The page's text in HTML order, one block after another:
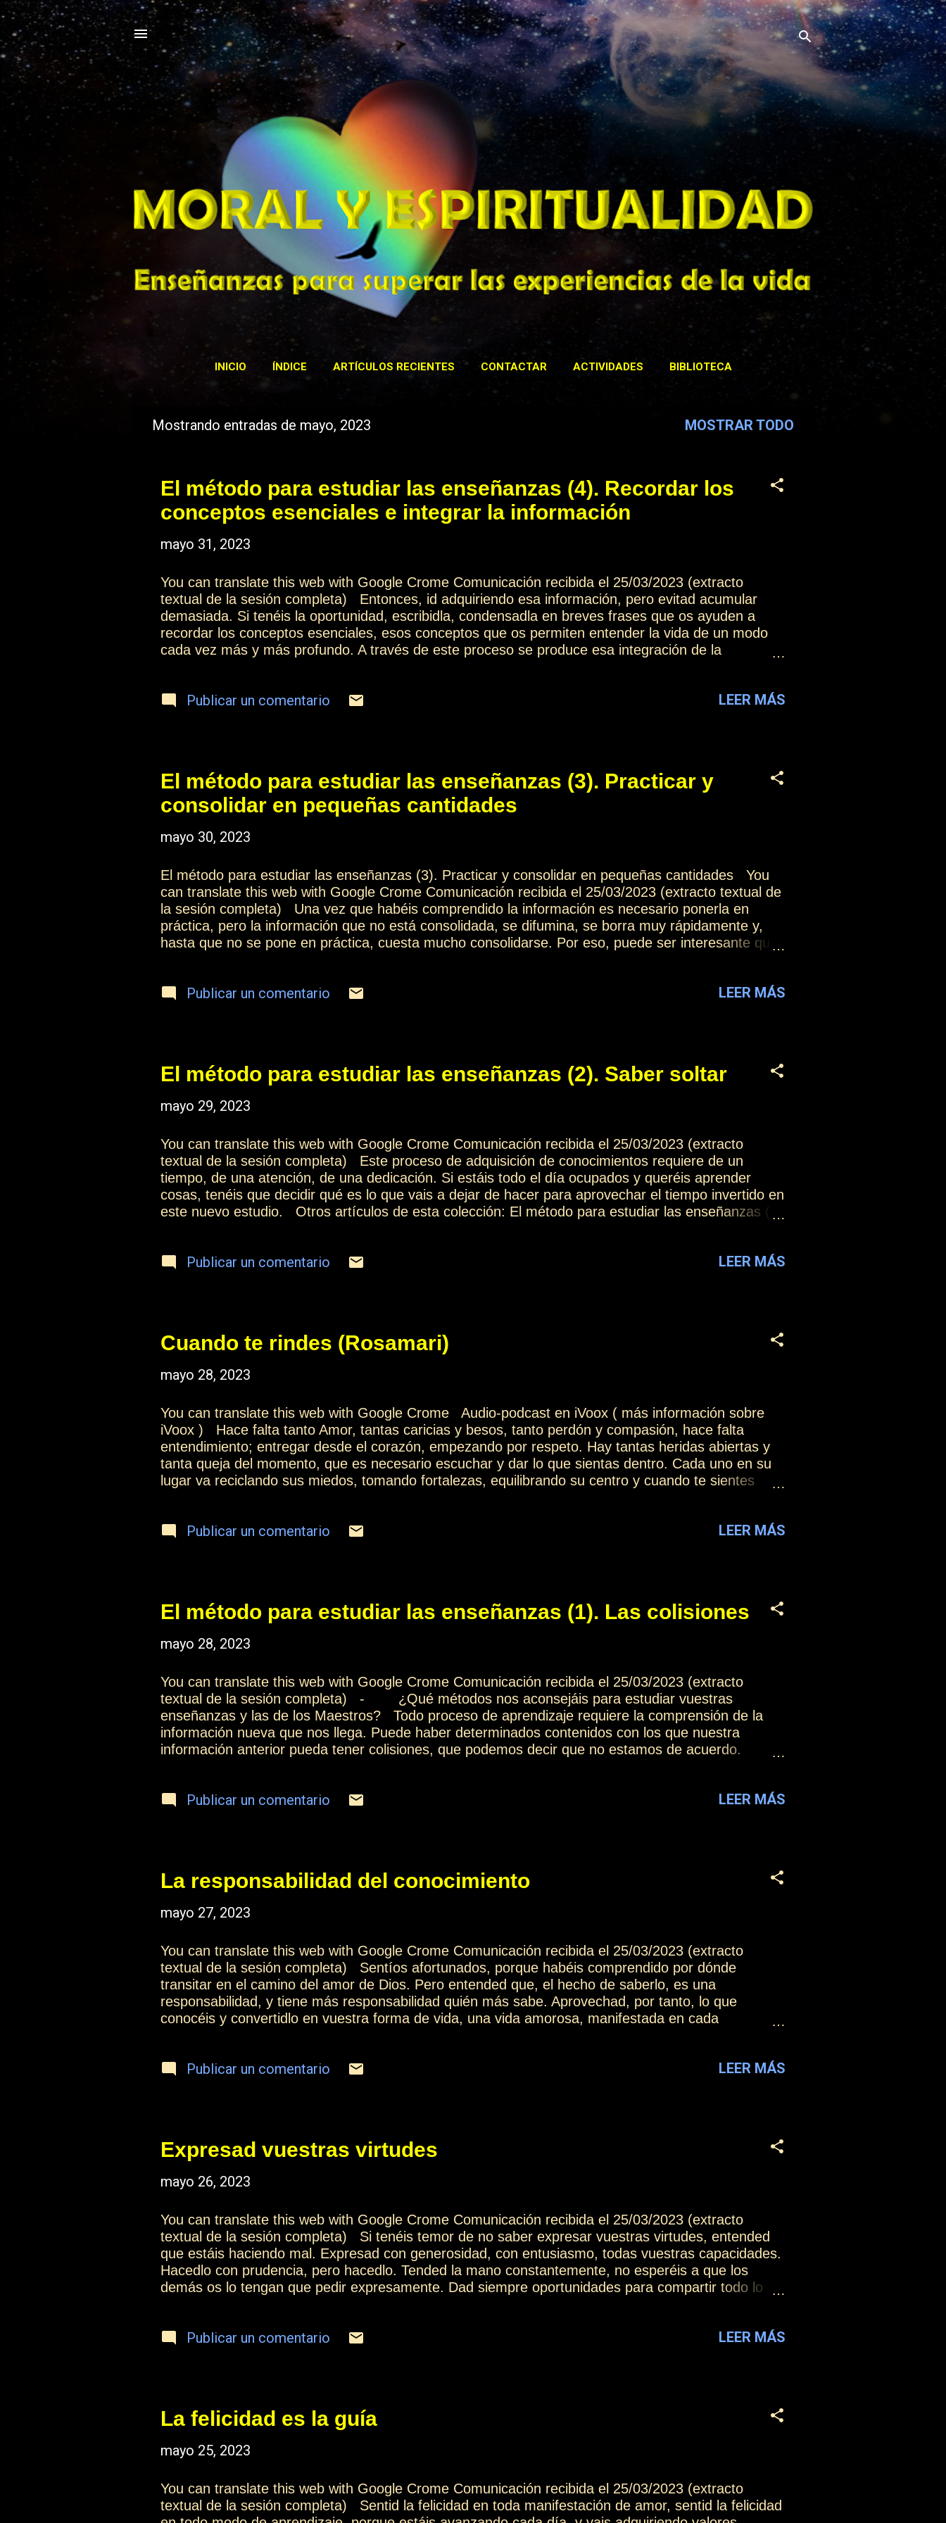
Ir al contenido principal
INICIO ÍNDICE ARTÍCULOS RECIENTES CONTACTAR ACTIVIDADES BIBLIOTECA
Mostrando entradas de mayo, 2023 MOSTRAR TODO
El método para estudiar las enseñanzas (4). Recordar los
conceptos esenciales e integrar la información
mayo 31, 2023
You can translate this web with Google Crome Comunicación recibida el 25/03/2023 (extracto
textual de la sesión completa) Entonces, id adquiriendo esa información, pero evitad acumular
demasiada. Si tenéis la oportunidad, escribidla, condensadla en breves frases que os ayuden a
recordar los conceptos esenciales, esos conceptos que os permiten entender la vida de un modo
cada vez más y más profundo. A través de este proceso se produce esa integración de la
Publicar un comentario LEER MÁS
El método para estudiar las enseñanzas (3). Practicar y
consolidar en pequeñas cantidades
mayo 30, 2023
El método para estudiar las enseñanzas (3). Practicar y consolidar en pequeñas cantidades You
can translate this web with Google Crome Comunicación recibida el 25/03/2023 (extracto textual de
la sesión completa) Una vez que habéis comprendido la información es necesario ponerla en
práctica, pero la información que no está consolidada, se difumina, se borra muy rápidamente y,
hasta que no se pone en práctica, cuesta mucho consolidarse. Por eso, puede ser interesante que
especialmente en aquellas tareas o actividades que tenéis previsto realizar de un modo claro y
Publicar un comentario LEER MÁS
El método para estudiar las enseñanzas (2). Saber soltar
mayo 29, 2023
You can translate this web with Google Crome Comunicación recibida el 25/03/2023 (extracto
textual de la sesión completa) Este proceso de adquisición de conocimientos requiere de un
tiempo, de una atención, de una dedicación. Si estáis todo el día ocupados y queréis aprender
cosas, tenéis que decidir qué es lo que vais a dejar de hacer para aprovechar el tiempo invertido en
este nuevo estudio. Otros artículos de esta colección: El método para estudiar las enseñanzas (1)
Publicar un comentario LEER MÁS
Cuando te rindes (Rosamari)
mayo 28, 2023
You can translate this web with Google Crome Audio-podcast en iVoox ( más información sobre
iVoox ) Hace falta tanto Amor, tantas caricias y besos, tanto perdón y compasión, hace falta
entendimiento; entregar desde el corazón, empezando por respeto. Hay tantas heridas abiertas y
tanta queja del momento, que es necesario escuchar y dar lo que sientas dentro. Cada uno en su
lugar va reciclando sus miedos, tomando fortalezas, equilibrando su centro y cuando te sientes
es importante transformar todos esos elementos que tienden a abandonar y dejar nuevos intentos.
Publicar un comentario LEER MÁS
El método para estudiar las enseñanzas (1). Las colisiones
mayo 28, 2023
You can translate this web with Google Crome Comunicación recibida el 25/03/2023 (extracto
textual de la sesión completa) - ¿Qué métodos nos aconsejáis para estudiar vuestras
enseñanzas y las de los Maestros? Todo proceso de aprendizaje requiere la comprensión de la
información nueva que nos llega. Puede haber determinados contenidos con los que nuestra
información anterior pueda tener colisiones, que podemos decir que no estamos de acuerdo.
como para poder consolidar los que ya teníais, al poder exponer, explicar, ante vosotros mismos, el
Publicar un comentario LEER MÁS
La responsabilidad del conocimiento
mayo 27, 2023
You can translate this web with Google Crome Comunicación recibida el 25/03/2023 (extracto
textual de la sesión completa) Sentíos afortunados, porque habéis comprendido por dónde
transitar en el camino del amor de Dios. Pero entended que, el hecho de saberlo, es una
responsabilidad, y tiene más responsabilidad quién más sabe. Aprovechad, por tanto, lo que
conocéis y convertidlo en vuestra forma de vida, una vida amorosa, manifestada en cada
permitirá que los demás sientan una gran confianza a vuestro lado. Y aprovechad a todas aquellas
Publicar un comentario LEER MÁS
Expresad vuestras virtudes
mayo 26, 2023
You can translate this web with Google Crome Comunicación recibida el 25/03/2023 (extracto
textual de la sesión completa) Si tenéis temor de no saber expresar vuestras virtudes, entended
que estáis haciendo mal. Expresad con generosidad, con entusiasmo, todas vuestras capacidades.
Hacedlo con prudencia, pero hacedlo. Tended la mano constantemente, no esperéis a que los
demás os lo tengan que pedir expresamente. Dad siempre oportunidades para compartir todo lo
aprenderán de vosotros, y sentiréis una gran felicidad en cada encuentro en cada experiencia,
Publicar un comentario LEER MÁS
La felicidad es la guía
mayo 25, 2023
You can translate this web with Google Crome Comunicación recibida el 25/03/2023 (extracto
textual de la sesión completa) Sentid la felicidad en toda manifestación de amor, sentid la felicidad